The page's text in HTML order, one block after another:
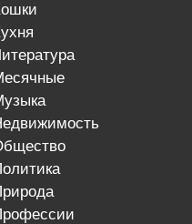
кошки
кухня
литература
месячные
музыка
недвижимость
общество
политика
природа
профессии